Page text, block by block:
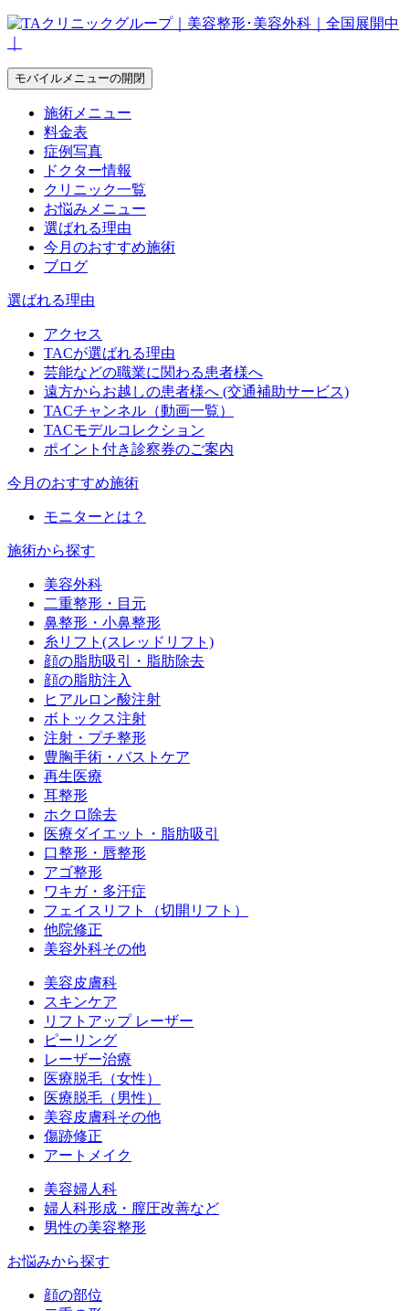
モバイルメニューの開閉
施術メニュー
料金表
症例写真
ドクター情報
クリニック一覧
お悩みメニュー
選ばれる理由
今月のおすすめ施術
ブログ
選ばれる理由
アクセス
TACが選ばれる理由
芸能などの職業に関わる患者様へ
遠方からお越しの患者様へ (交通補助サービス)
TACチャンネル（動画一覧）
TACモデルコレクション
ポイント付き診察券のご案内
今月のおすすめ施術
モニターとは？
施術から探す
美容外科
二重整形・目元
鼻整形・小鼻整形
糸リフト(スレッドリフト)
顔の脂肪吸引・脂肪除去
顔の脂肪注入
ヒアルロン酸注射
ボトックス注射
注射・プチ整形
豊胸手術・バストケア
再生医療
耳整形
ホクロ除去
医療ダイエット・脂肪吸引
口整形・唇整形
アゴ整形
ワキガ・多汗症
フェイスリフト（切開リフト）
他院修正
美容外科その他
美容皮膚科
スキンケア
リフトアップ レーザー
ピーリング
レーザー治療
医療脱毛（女性）
医療脱毛（男性）
美容皮膚科その他
傷跡修正
アートメイク
美容婦人科
婦人科形成・膣圧改善など
男性の美容整形
お悩みから探す
顔の部位